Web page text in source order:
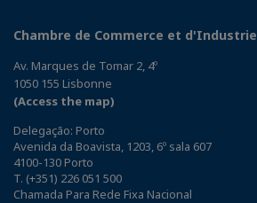
Chambre de Commerce et
Av. Marques de Tomar 2, 4º
1050 155 Lisbonne
(Access the map)
Delegação: Porto
Avenida da Boavista, 1203, 6º sala 607
4100-130 Porto
T. (+351) 226 051 500
Chamada Para Rede Fixa Nacional